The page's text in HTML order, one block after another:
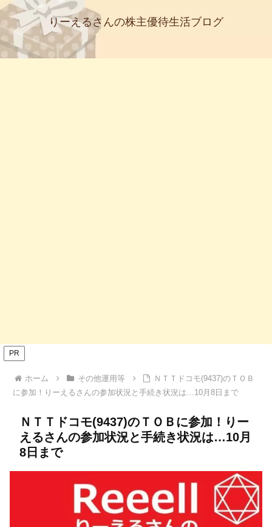
りーえるさんの株主優待生活ブログ
PR
ホーム その他運用等
ＮＴＴドコモ(9437)のＴＯＢ
に参加！りーえるさんの参加状況と手続き状況は…10月8日まで
ＮＴＴドコモ(9437)のＴＯＢに参加！りー
えるさんの参加状況と手続き状況は…10月
8日まで